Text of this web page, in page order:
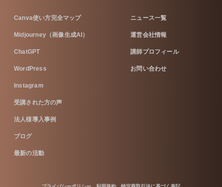
Canva使い方完全マップ
Midjourney（画像生成AI）
ChatGPT
WordPress
Instagram
受講された方の声
法人様導入事例
ブログ
最新の活動
ニュース一覧
運営会社情報
講師プロフィール
お問い合わせ